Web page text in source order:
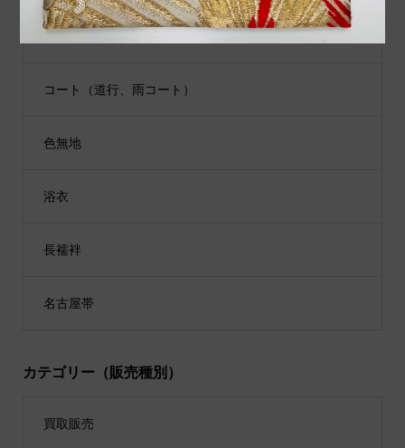
江戸小紋
コート（道行、雨コート）
色無地
浴衣
長襦袢
名古屋帯
カテゴリー（販売種別）
買取販売